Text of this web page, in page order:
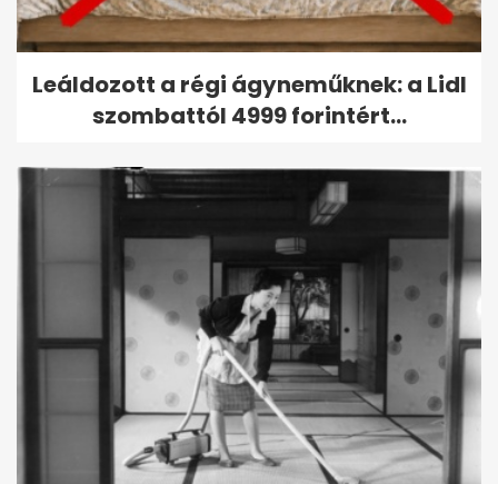
Leáldozott a régi ágyneműknek: a Lidl
szombattól 4999 forintért...